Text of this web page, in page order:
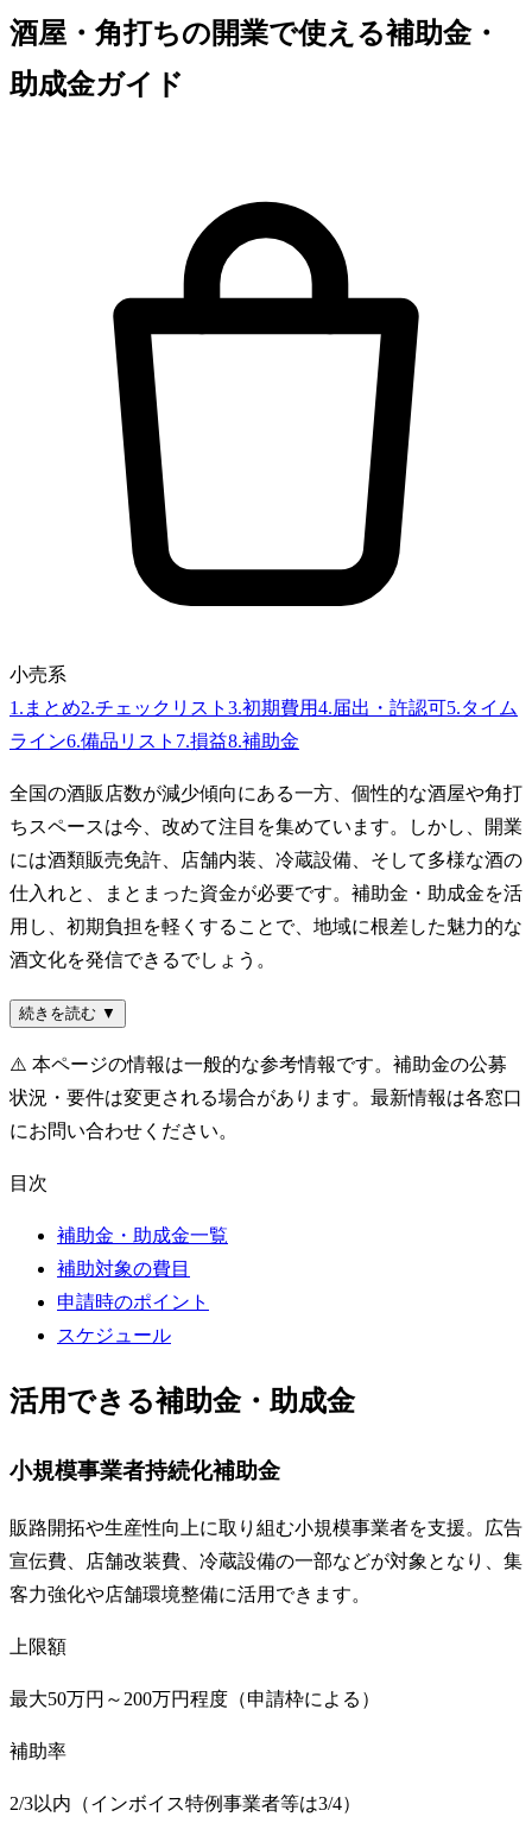
酒屋・角打ちの開業で使える補助金・
助成金ガイド
小売系
1 . まとめ2.チェックリスト 3.初期費用4.届出・許認可5.タイム
ライン6.備品リスト 7.損益8.補助金
全国の酒販店数が減少傾向にある一方、個性的な酒屋や角打
ちスペースは今、改めて注目を集めています。しかし、開業
には酒類販売免許、店舗内装、冷蔵設備、そして多様な酒の
仕入れと、まとまった資金が必要です。補助金・助成金を活
用し、初期負担を軽くすることで、地域に根差した魅力的な
酒文化を発信できるでしょう。
続きを読む ▼
⚠️ 本ページの情報は一般的な参考情報です。補助金の公募
状況・要件は変更される場合があります。最新情報は各窓口
にお問い合わせください。
目次
補助金・助成金一覧
補助対象の費目
申請時のポイント
スケジュール
活用できる補助金・助成金
小規模事業者持続化補助金
販路開拓や生産性向上に取り組む小規模事業者を支援。広告
宣伝費、店舗改装費、冷蔵設備の一部などが対象となり、集
客力強化や店舗環境整備に活用できます。
上限額
最大50万円～200万円程度（申請枠による）
補助率
2/3以内（インボイス特例事業者等は3/4）